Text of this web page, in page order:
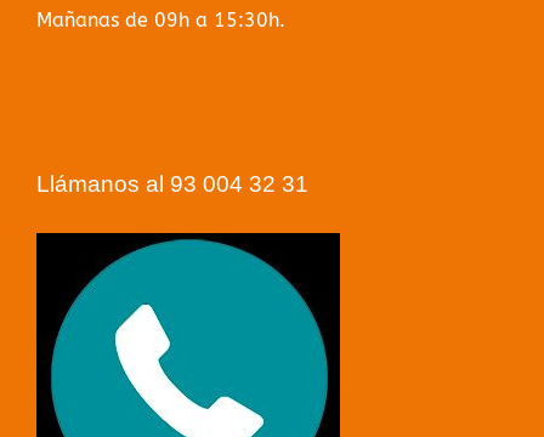
Mañanas de 09h a 15:30h.
Llámanos al 93 004 32 31